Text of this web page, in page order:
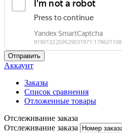
Отправить
Аккаунт
Заказы
Список сравнения
Отложенные товары
Отслеживание заказа
Отслеживание заказа